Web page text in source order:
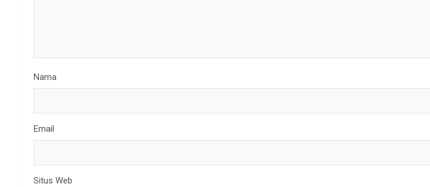
Nama
Email
Situs Web